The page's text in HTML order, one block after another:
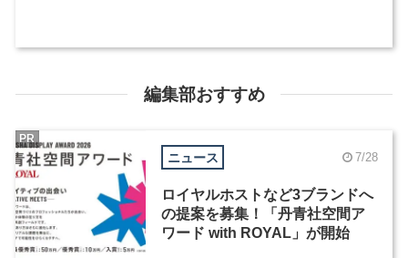
編集部おすすめ
ニュース 7/28
ロイヤルホストなど3ブランドへ
の提案を募集！「丹青社空間ア
ワード with ROYAL」が開始
PR